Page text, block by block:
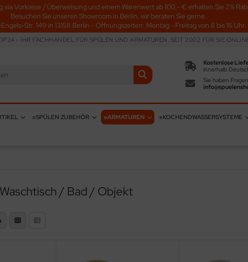
via Vorkasse / Überweisung und einem Warenwert ab 100,- € erhalten Sie 2%
Besuchen Sie unseren Showroom in Berlin, wir beraten Sie gerne.
Str. 149 in 13158 Berlin - Öffnungszeiten: Montag - Freitag von 8 bis 16 Uhr.
- IHR FACHHANDEL FÜR SPÜLEN UND ARMATUREN. SEIT 2002 FÜR SIE
Kostenlose
innerhalb
Sie haben
»SPÜLEN ZUBEHÖR »ARMATUREN »KOCHENDWASSERSYSTEME
/ Bad / Objekt